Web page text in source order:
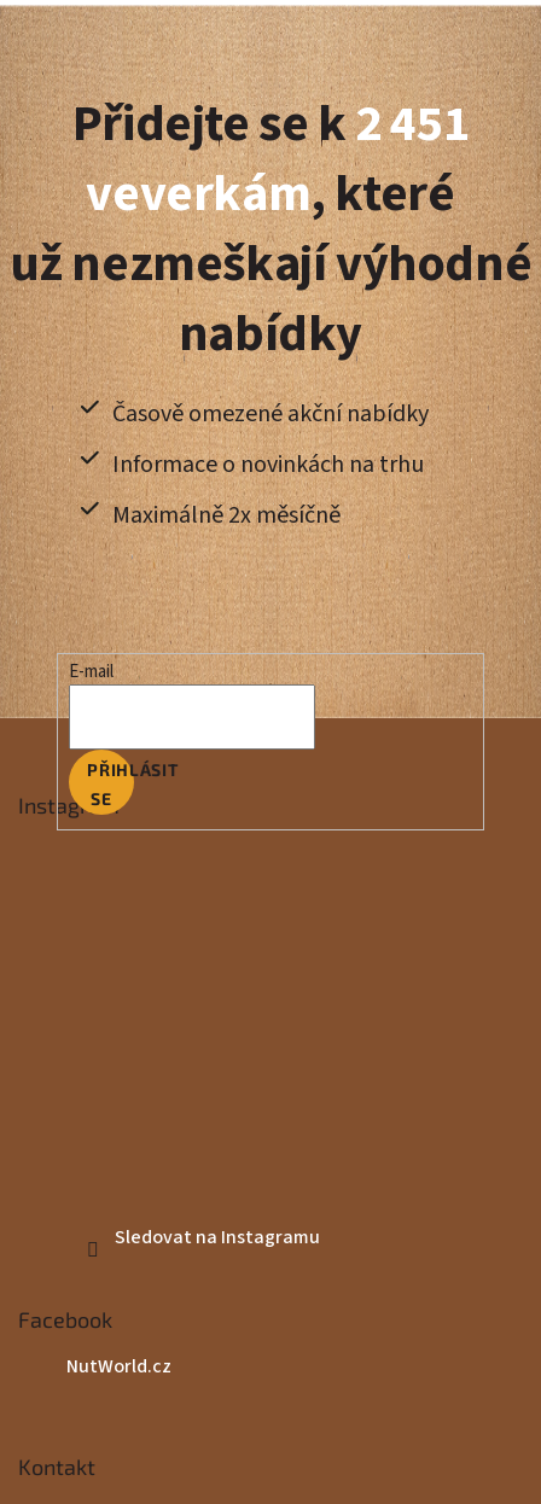
Z
á
p
a
t
í
Přidejte se k2 451
veverkám, které
už nezmeškají výhodné
nabídky
Časově omezené akční nabídky
Informace o novinkách na trhu
Maximálně 2x měsíčně
E-mail
PŘIHLÁSIT
SE
Instagram
Sledovat na Instagramu
Facebook
NutWorld.cz
Kontakt